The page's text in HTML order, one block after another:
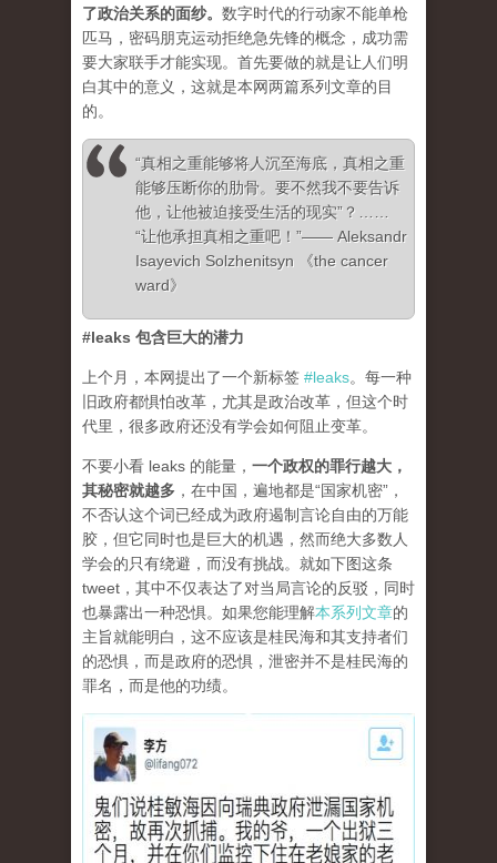
了政治关系的面纱。 数字时代的行动家不能单枪
匹马，密码朋克运动拒绝急先锋的概念，成功需
要大家联手才能实现。首先要做的就是让人们明
白其中的意义，这就是本网两篇系列文章的目
的。
“真相之重能够将人沉至海底，真相之重
能够压断你的肋骨。要不然我不要告诉
他，让他被迫接受生活的现实”？……
“让他承担真相之重吧！”—— Aleksandr
Isayevich Solzhenitsyn 《the cancer
ward》
#leaks 包含巨大的潜力
上个月，本网提出了一个新标签 #leaks。每一种
旧政府都惧怕改革，尤其是政治改革，但这个时
代里，很多政府还没有学会如何阻止变革。
不要小看 leaks 的能量， 一个政权的罪行越大，
其秘密就越多 ，在中国，遍地都是“国家机密”，
不否认这个词已经成为政府遏制言论自由的万能
胶，但它同时也是巨大的机遇，然而绝大多数人
学会的只有绕避，而没有挑战。就如下图这条
tweet，其中不仅表达了对当局言论的反驳，同时
也暴露出一种恐惧。如果您能理解本系列文章的
主旨就能明白，这不应该是桂民海和其支持者们
的恐惧，而是政府的恐惧，泄密并不是桂民海的
罪名，而是他的功绩。